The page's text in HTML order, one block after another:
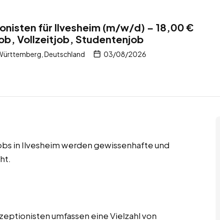
für Ilvesheim (m/w/d) – 18,00 €
Vollzeitjob, Studentenjob
Deutschland 03/08/2026
in Ilvesheim werden gewissenhafte und
umfassen eine Vielzahl von